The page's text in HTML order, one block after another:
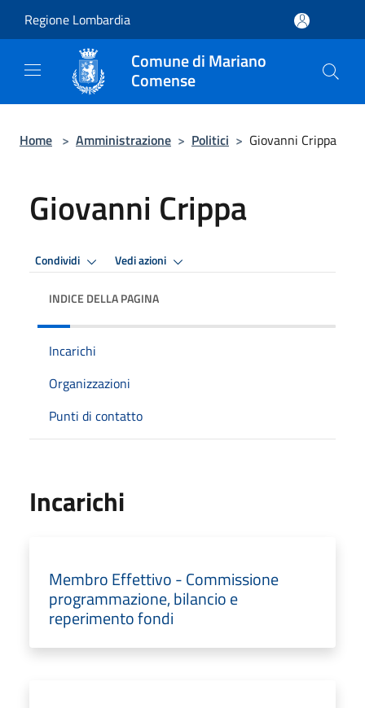
Regione Lombardia
Comune di Mariano
Comense
Home > Amministrazione > Politici > Giovanni Crippa
Giovanni Crippa
Condividi Vedi azioni
INDICE DELLA PAGINA
Incarichi
Organizzazioni
Punti di contatto
Incarichi
Membro Effettivo - Commissione
programmazione, bilancio e
reperimento fondi